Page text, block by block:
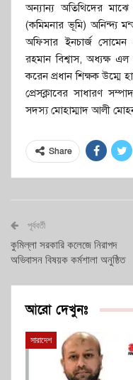
অন্যান্য অতিথিদের
(কমিমনার ভূমি) অনিন্দ্য
অফিসার ইনচার্জ সোমেন
রহমান বিশ্বাস, অধ্যক্ষ
করেন প্রধান শিক্ষক উম্মে
প্রেসক্লাবের সাধারণ
সদস্য মোহাম্মাদ আলী
Share
পূর্ববর্তী
কুমিল্লা সরকারি কলেজে নিরাপদ
অভিবাসন বিষয়ক কর্মশালা অনুষ্ঠিত
আরো দেখুনঃ
সারাদেশ